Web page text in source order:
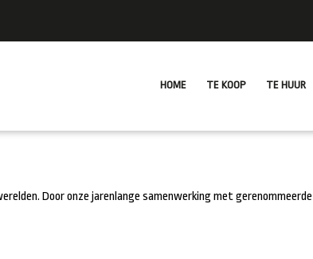
HOME TE KOOP TE HUUR
Door onze jarenlange samenwerking met